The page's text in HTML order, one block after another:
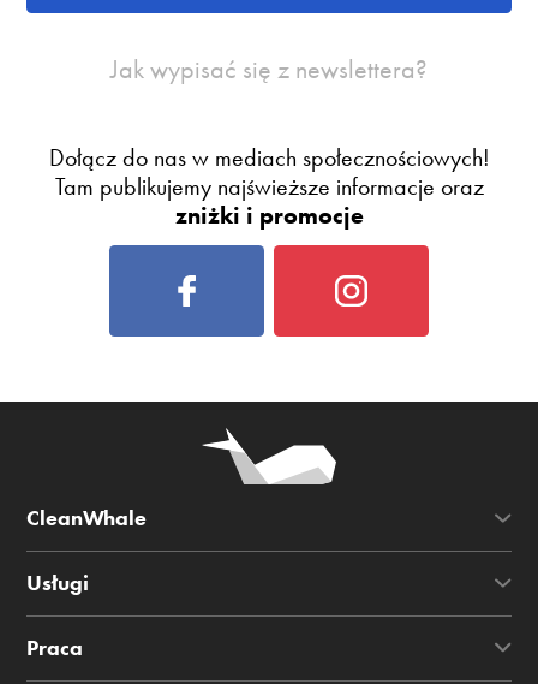
Jak wypisać się z newslettera?
Dołącz do nas w mediach społecznościowych!
Tam publikujemy najświeższe informacje oraz
zniżki i promocje
CleanWhale
Usługi
Praca